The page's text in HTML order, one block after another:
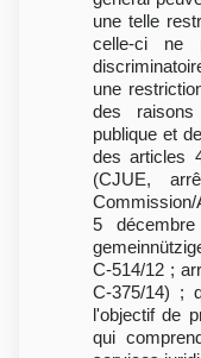
une telle
celle-ci ne
une
des
publique et
des articles
(CJUE,
5 décembre
C-514/12 ;
C-375/14) ;
l'objectif de
qui